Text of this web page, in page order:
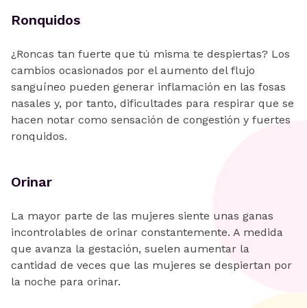
Ronquidos
¿Roncas tan fuerte que tú misma te despiertas? Los
cambios ocasionados por el aumento del flujo
sanguíneo pueden generar inflamación en las fosas
nasales y, por tanto, dificultades para respirar que se
hacen notar como sensación de congestión y fuertes
ronquidos.
Orinar
La mayor parte de las mujeres siente unas ganas
incontrolables de orinar constantemente. A medida
que avanza la gestación, suelen aumentar la
cantidad de veces que las mujeres se despiertan por
la noche para orinar.